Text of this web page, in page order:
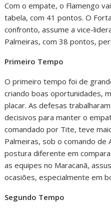
Com o empate, o Flamengo
tabela, com 41 pontos. O
confronto, assume a vice-
Palmeiras, com 38 pontos,
Primeiro Tempo
O primeiro tempo foi de
criando boas oportunidades,
placar. As defesas
decisivos para manter o
comandado por Tite, teve
Palmeiras, sob o comando de
postura diferente em
as equipes no Maracanã,
ocasiões, especialmente em
Segundo Tempo